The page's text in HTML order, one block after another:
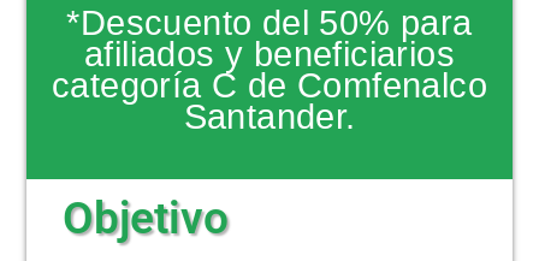
*Descuento del 50% para
afiliados y beneficiarios
categoría C de Comfenalco
Santander.
Objetivo